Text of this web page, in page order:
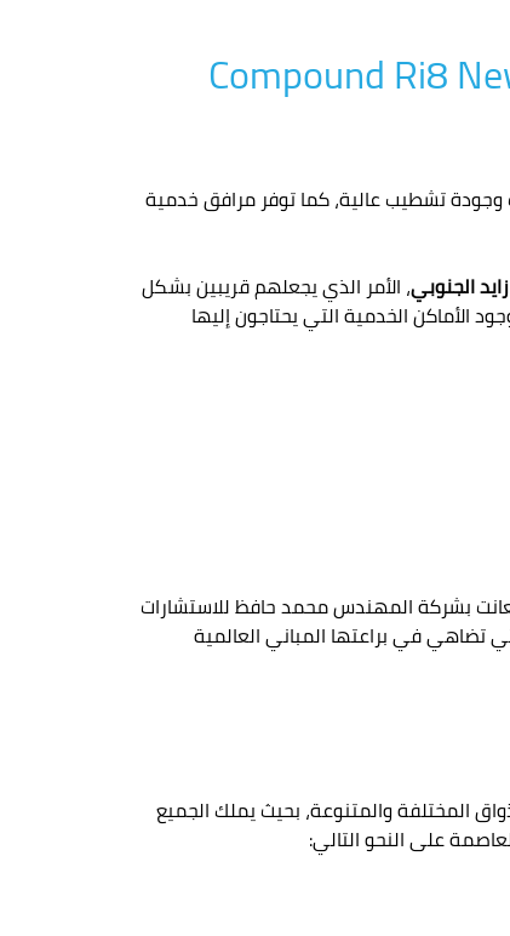
تشطيب عالية، كما توفر مرافق خدمية
الجنوبي، الأمر الذي يجعلهم قريبين بشكل
الأماكن الخدمية التي يحتاجون إليها
بشركة المهندس محمد حافظ للاستشارات
تضاهي في براعتها المباني العالمية
المختلفة والمتنوعة، بحيث يملك الجميع
على النحو التالي: